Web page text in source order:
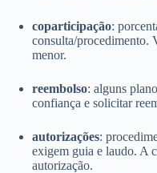
coparticipação:
consulta/procedimento.
menor.
reembolso: alguns
confiança e solicitar
autorizações:
exigem guia e laudo. A
autorização.